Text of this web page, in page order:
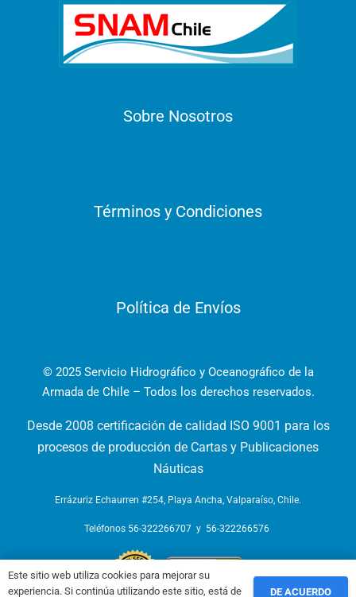
Sobre Nosotros
Términos y Condiciones
Política de Envíos
© 2025 Servicio Hidrográfico y Oceanográfico de la
Armada de Chile – Todos los derechos reservados.
Desde 2008 certificación de calidad ISO 9001 para los
procesos de producción de Cartas y Publicaciones
Náuticas
Errázuriz Echaurren #254, Playa Ancha, Valparaíso, Chile.
Teléfonos 56-322266707 y 56-322266576
Este sitio web utiliza cookies para mejorar su
experiencia. Si continúa utilizando este sitio, está de
DE ACUERDO